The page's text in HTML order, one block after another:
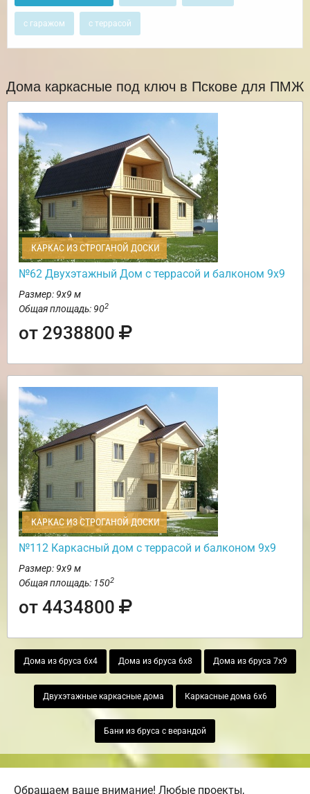
с гаражом с террасой
Дома каркасные под ключ в Пскове для ПМЖ
КАРКАС ИЗ СТРОГАНОЙ ДОСКИ
№62 Двухэтажный Дом с террасой и балконом 9х9
Размер: 9х9 м
Общая площадь: 902
от 2938800
КАРКАС ИЗ СТРОГАНОЙ ДОСКИ
№112 Каркасный дом с террасой и балконом 9х9
Размер: 9х9 м
Общая площадь: 1502
от 4434800
Дома из бруса 6х4 Дома из бруса 6х8 Дома из бруса 7х9
Двухэтажные каркасные дома Каркасные дома 6х6
Бани из бруса с верандой
Обращаем ваше внимание! Любые проекты,